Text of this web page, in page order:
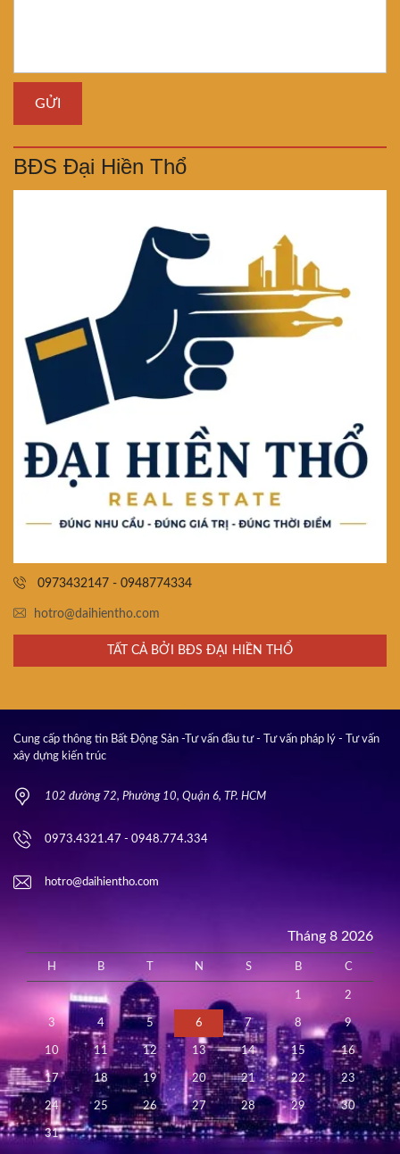
BĐS Đại Hiền Thổ
0973432147 - 0948774334
hotro@daihientho.com
TẤT CẢ BỞI BĐS ĐẠI HIỀN THỔ
Cung cấp thông tin Bất Động Sản -Tư vấn đầu tư - Tư vấn pháp lý - Tư vấn
xây dựng kiến trúc
102 đường 72, Phường 10, Quận 6, TP. HCM
0973.4321.47 - 0948.774.334
hotro@daihientho.com
Tháng 8 2026
H B N S B C
1 2
3 4 5 6 7 8 9
10 11 12 13 14 15 16
17 18 19 20 21 22 23
24 25 26 27 28 29 30
31